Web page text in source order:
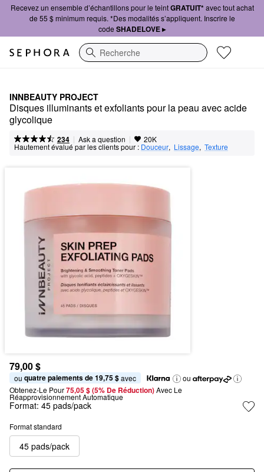
Recevez un ensemble d’échantillons pour le teintGRATUIT*avec tout achat
de 55 $ minimum requis. *Des modalités s’appliquent. Inscrire le
code SHADELOVE ▸
Recherche
INNBEAUTY PROJECT
Disques illuminants et exfoliants pour la peau avec acide
glycolique
234 | Ask a question | 20K
Hautement évalué par les clients pour : Douceur, Lissage, Texture
79,00 $
ou quatre paiements de 19,75 $ avec
ou
Obtenez-Le Pour75,05 $ (5% De Réduction) Avec Le
Réapprovisionnement Automatique
Format: 45 pads/pack
Format standard
45 pads/pack